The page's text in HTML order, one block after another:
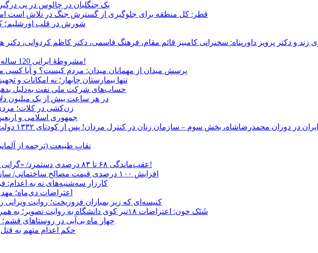
یک جنگلبان در چالوس در پی
قطر: کل منطقه برای جلوگیری از گسترش جنگ در تلاش است
شورش در قلب اورشلیم؛
زند و دکتر پرویز داورپناه: سخنرانی کامبیز قائم مقام، فرهنگ قاسمی، دکتر کاظم کردوانی،
مشروطۀ ایرانی 120 ساله شد/ فراز و نشیب آری، شکست اما نه!
پرسش میدان از مهمانان میدان: مردم کیست؟ و آیا کسی می‌تواند نماینده ۹۰
تنها بیمارستان چابهار؛ نه امکانات و
حساب‌های شرکت ملی نفت به‌دلیل بدهی ۲۸۷ هزار میلیارد تومانی
در هر ساعت بیش از یک میلیون
زن‌کشی در کلات؛
جمهوری اسلامی و اربعین ۱۴۰۵؛ هزینه هنگفت و دستاورد
نقابِ طبیعت (ترجمه از
عقب‌ماندگی ۶۸ تا ۸۳ درصدی دستمزد/ «گرانی بنزین» سفره‌های خالی را ذوب می‌کند!
افزایش ١٠٠ درصدی قیمت مصالح ساختمانی/ سازندگان پروژه جدیدی را شروع نمی‌کنند
کارزار سه‌شنبه‌های نه به اعدام:
اعتراضات دی‌ماه؛
کنیسه‌ای که زیر بمباران فروریخت؛ روایت ویرانی
شَتَک خون: اعتراضات ۱۸تیر کوی دانشگاه به روایت تصویر؛ به همراه مصاحبه با آسیه امینی، روزنامه‌نگار
چهار ماه بی‌آبی در روستاهای
حکم اعدام متهم به